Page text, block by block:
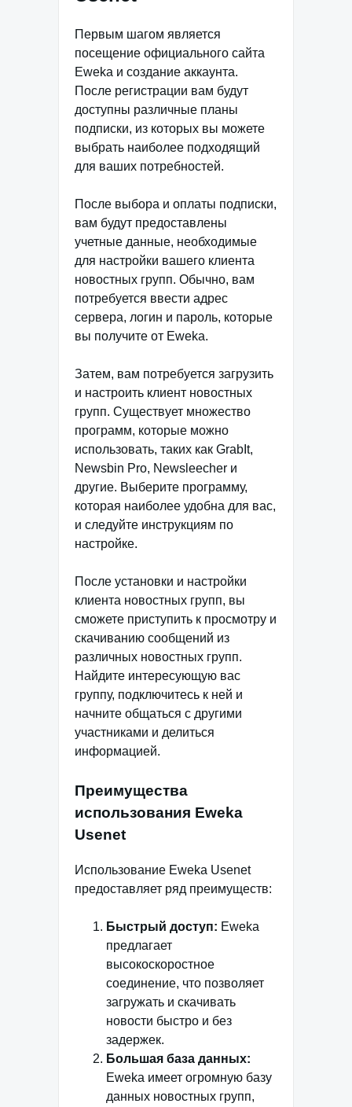
Первым шагом является
посещение официального сайта
Eweka и создание аккаунта.
После регистрации вам будут
доступны различные планы
подписки, из которых вы можете
выбрать наиболее подходящий
для ваших потребностей.
После выбора и оплаты подписки,
вам будут предоставлены
учетные данные, необходимые
для настройки вашего клиента
новостных групп. Обычно, вам
потребуется ввести адрес
сервера, логин и пароль, которые
вы получите от Eweka.
Затем, вам потребуется загрузить
и настроить клиент новостных
групп. Существует множество
программ, которые можно
использовать, таких как GrabIt,
Newsbin Pro, Newsleecher и
другие. Выберите программу,
которая наиболее удобна для вас,
и следуйте инструкциям по
настройке.
После установки и настройки
клиента новостных групп, вы
сможете приступить к просмотру и
скачиванию сообщений из
различных новостных групп.
Найдите интересующую вас
группу, подключитесь к ней и
начните общаться с другими
участниками и делиться
информацией.
Преимущества
использования Eweka
Usenet
Использование Eweka Usenet
предоставляет ряд преимуществ:
Быстрый доступ: Eweka
предлагает
высокоскоростное
соединение, что позволяет
загружать и скачивать
новости быстро и без
задержек.
Большая база данных:
Eweka имеет огромную базу
данных новостных групп,